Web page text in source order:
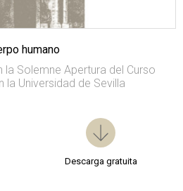
humano
la Solemne Apertura del Curso
Universidad de Sevilla
Descarga gratuita